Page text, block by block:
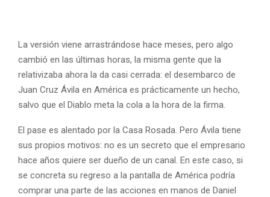
La versión viene arrastrándose hace meses, pero algo
cambió en las últimas horas, la misma gente que la
relativizaba ahora la da casi cerrada: el desembarco de
Juan Cruz Ávila en América es prácticamente un hecho,
salvo que el Diablo meta la cola a la hora de la firma.
El pase es alentado por la Casa Rosada. Pero Ávila tiene
sus propios motivos: no es un secreto que el empresario
hace años quiere ser dueño de un canal. En este caso, si
se concreta su regreso a la pantalla de América podría
comprar una parte de las acciones en manos de Daniel